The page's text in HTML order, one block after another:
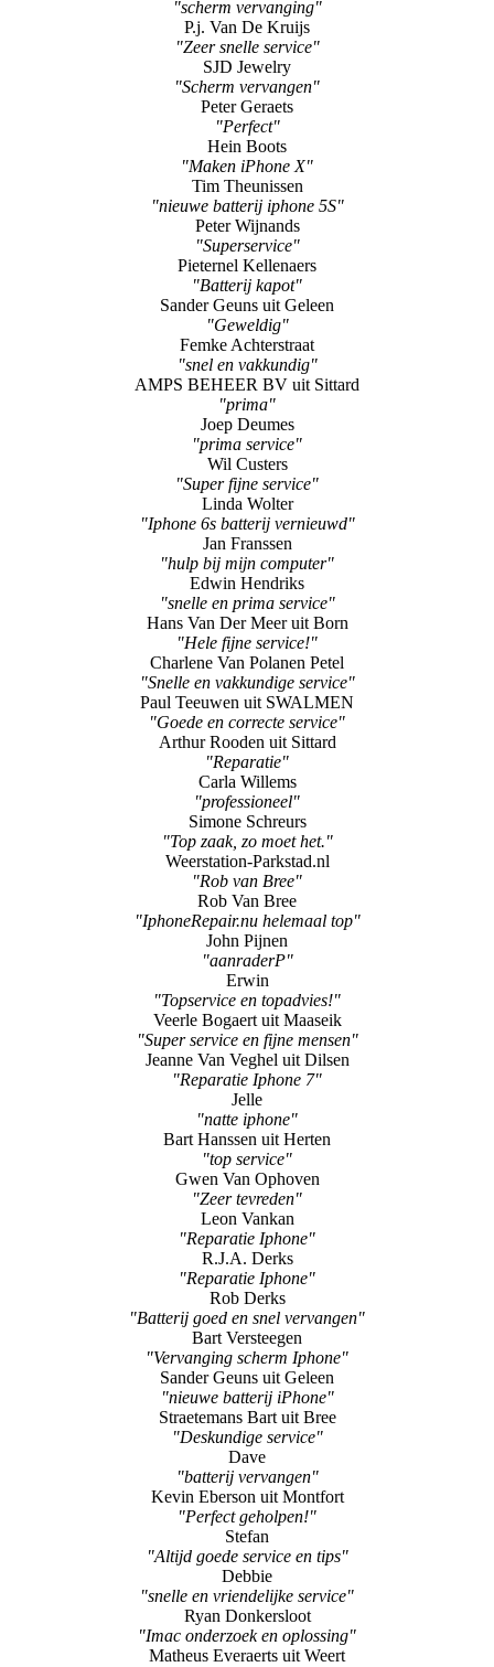
"scherm vervanging"
P.j. Van De Kruijs
"Zeer snelle service"
SJD Jewelry
"Scherm vervangen"
Peter Geraets
"Perfect"
Hein Boots
"Maken iPhone X"
Tim Theunissen
"nieuwe batterij iphone 5S"
Peter Wijnands
"Superservice"
Pieternel Kellenaers
"Batterij kapot"
Sander Geuns uit Geleen
"Geweldig"
Femke Achterstraat
"snel en vakkundig"
AMPS BEHEER BV uit Sittard
"prima"
Joep Deumes
"prima service"
Wil Custers
"Super fijne service"
Linda Wolter
"Iphone 6s batterij vernieuwd"
Jan Franssen
"hulp bij mijn computer"
Edwin Hendriks
"snelle en prima service"
Hans Van Der Meer uit Born
"Hele fijne service!"
Charlene Van Polanen Petel
"Snelle en vakkundige service"
Paul Teeuwen uit SWALMEN
"Goede en correcte service"
Arthur Rooden uit Sittard
"Reparatie"
Carla Willems
"professioneel"
Simone Schreurs
"Top zaak, zo moet het."
Weerstation-Parkstad.nl
"Rob van Bree"
Rob Van Bree
"IphoneRepair.nu helemaal top"
John Pijnen
"aanraderP"
Erwin
"Topservice en topadvies!"
Veerle Bogaert uit Maaseik
"Super service en fijne mensen"
Jeanne Van Veghel uit Dilsen
"Reparatie Iphone 7"
Jelle
"natte iphone"
Bart Hanssen uit Herten
"top service"
Gwen Van Ophoven
"Zeer tevreden"
Leon Vankan
"Reparatie Iphone"
R.J.A. Derks
"Reparatie Iphone"
Rob Derks
"Batterij goed en snel vervangen"
Bart Versteegen
"Vervanging scherm Iphone"
Sander Geuns uit Geleen
"nieuwe batterij iPhone"
Straetemans Bart uit Bree
"Deskundige service"
Dave
"batterij vervangen"
Kevin Eberson uit Montfort
"Perfect geholpen!"
Stefan
"Altijd goede service en tips"
Debbie
"snelle en vriendelijke service"
Ryan Donkersloot
"Imac onderzoek en oplossing"
Matheus Everaerts uit Weert